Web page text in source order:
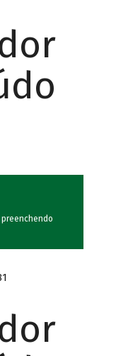
preenchendo